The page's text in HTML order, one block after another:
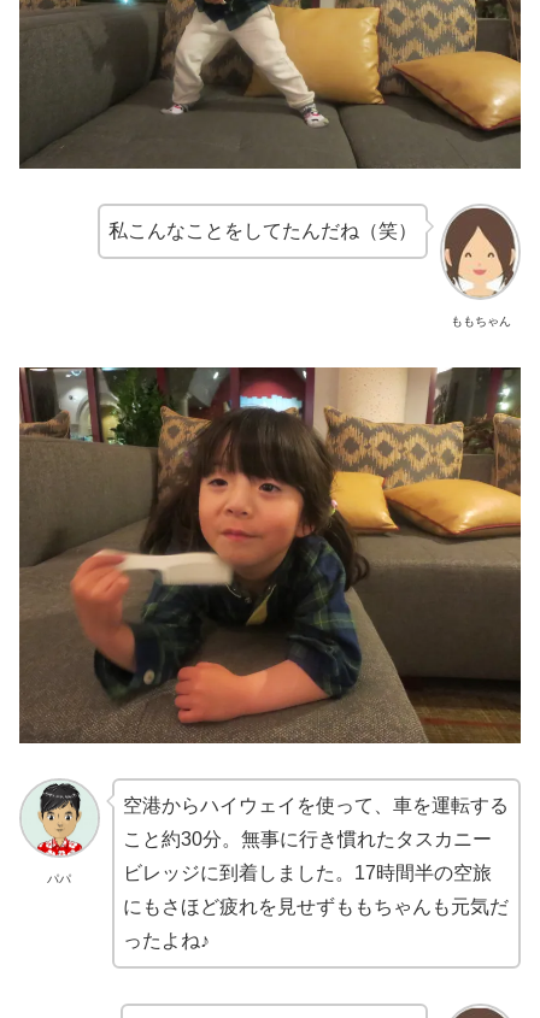
ももちゃん
私こんなことをしてたんだね（笑）
パパ
空港からハイウェイを使って、車を運転する
こと約30分。無事に行き慣れたタスカニー
ビレッジに到着しました。17時間半の空旅
にもさほど疲れを見せずももちゃんも元気だ
ったよね♪